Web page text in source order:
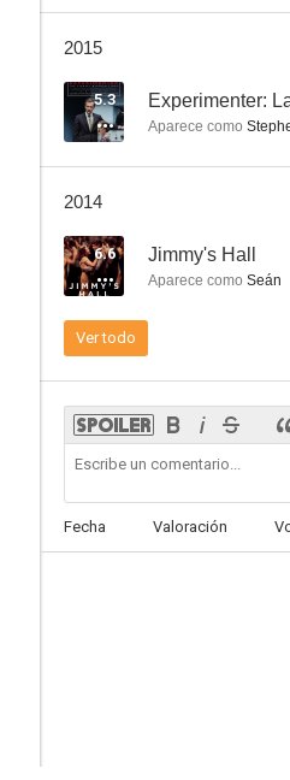
2015
5.3 Experimenter:
Aparece como
2014
6.6 Jimmy's Hall
Aparece como Seán
Ver todo
Fecha Valoración